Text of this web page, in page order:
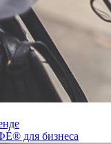
для бизнеса